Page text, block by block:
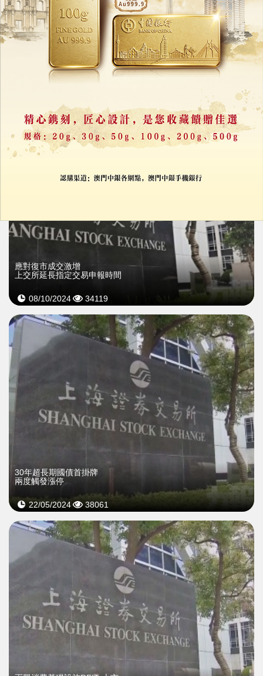
上交所重磅消息
事關市值管理 央企資本運作
應對復市成交激增
上交所延長指定交易申報時間
08/10/2024 34119
30年超長期國債首掛牌
兩度觸發漲停
22/05/2024 38061